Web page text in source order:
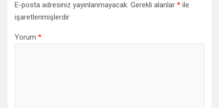
E-posta adresiniz yayınlanmayacak. Gerekli alanlar * ile
işaretlenmişlerdir
Yorum *